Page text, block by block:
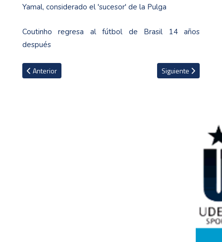
Yamal, considerado el 'sucesor' de la Pulga
Coutinho regresa al fútbol de Brasil 14 años
después
Artículo anterior: La checa Barbora Krejcikova se corona
Anterior Artículo siguiente:
Siguiente